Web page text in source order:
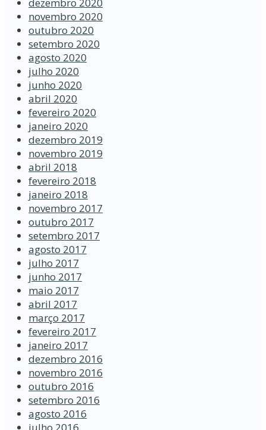
novembro 2020
outubro 2020
setembro 2020
agosto 2020
julho 2020
junho 2020
abril 2020
fevereiro 2020
janeiro 2020
dezembro 2019
novembro 2019
abril 2018
fevereiro 2018
janeiro 2018
novembro 2017
outubro 2017
setembro 2017
agosto 2017
julho 2017
junho 2017
maio 2017
abril 2017
março 2017
fevereiro 2017
janeiro 2017
dezembro 2016
novembro 2016
outubro 2016
setembro 2016
agosto 2016